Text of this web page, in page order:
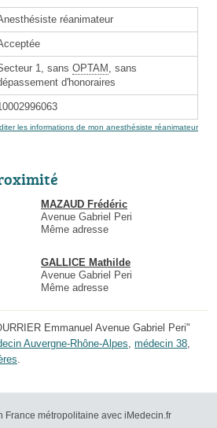
réanimateur
1, sans OPTAM , sans
d'honoraires
les informations de mon anesthésiste réanimateur
MAZAUD Frédéric
Avenue Gabriel Peri
Même adresse
GALLICE Mathilde
Avenue Gabriel Peri
Même adresse
Emmanuel Avenue Gabriel Peri"
Auvergne-Rhône-Alpes, médecin 38,
.
France métropolitaine avec iMedecin.fr